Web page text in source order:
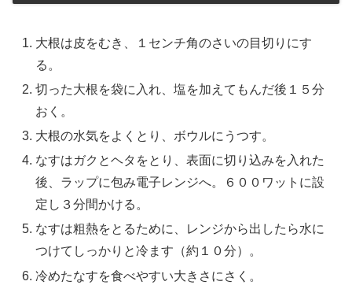
大根は皮をむき、１センチ角のさいの目切りにす
る。
切った大根を袋に入れ、塩を加えてもんだ後１５分
おく。
大根の水気をよくとり、ボウルにうつす。
なすはガクとヘタをとり、表面に切り込みを入れた
後、ラップに包み電子レンジへ。６００ワットに設
定し３分間かける。
なすは粗熱をとるために、レンジから出したら水に
つけてしっかりと冷ます（約１０分）。
冷めたなすを食べやすい大きさにさく。